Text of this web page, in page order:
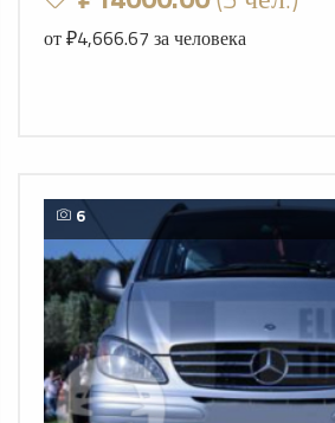
от ₽4,666.67 за человека
6